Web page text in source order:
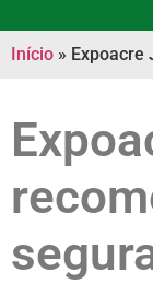
Início »